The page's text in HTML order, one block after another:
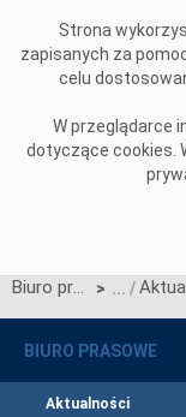
Strona
zapisanych za
celu
W przeglądarce
dotyczące cookies.
Biuro prasowe >
BIURO PRASOWE
Aktualności